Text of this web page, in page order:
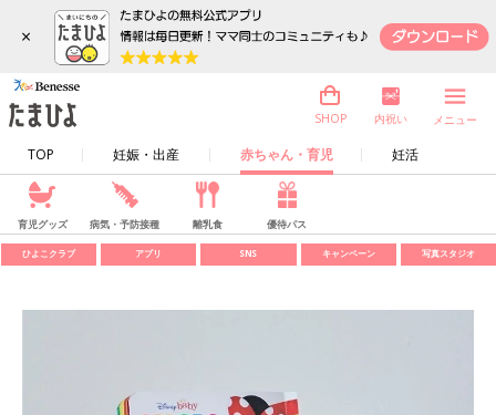
×
TOP 妊娠・出産 赤ちゃん・育児 妊活
SHOP 内祝い メニュー
育児グッズ 病気・予防接種 離乳食 優待パス
ひよこクラブ アプリ SNS キャンペーン 写真スタジオ